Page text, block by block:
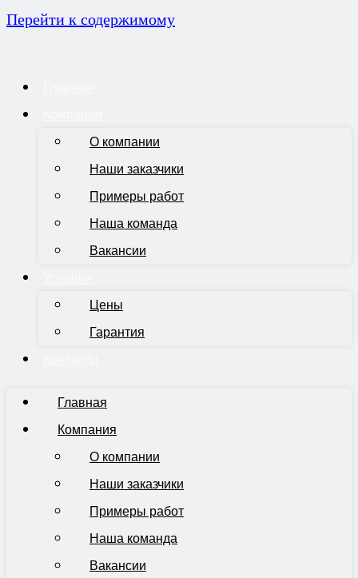
Перейти к содержимому
О компании
Наши заказчики
Примеры работ
Наша команда
Вакансии
Цены
Гарантия
Главная
Компания
О компании
Наши заказчики
Примеры работ
Наша команда
Вакансии